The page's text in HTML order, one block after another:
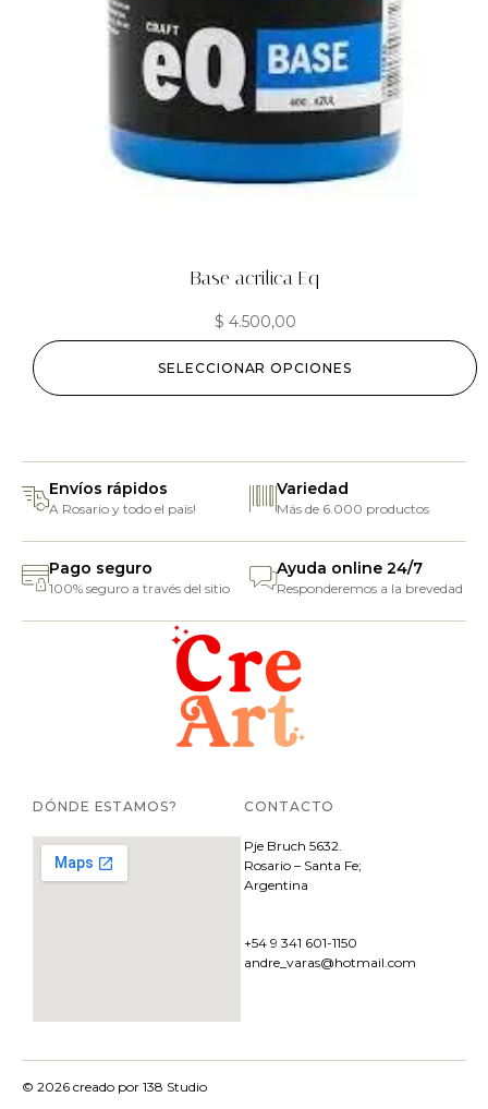
Base acrilica Eq
$ 4.500,00
SELECCIONAR OPCIONES
Envíos rápidos
A Rosario y todo el país!
Variedad
Más de 6.000 productos
Pago seguro
100% seguro a través del sitio
Ayuda online 24/7
Responderemos a la brevedad
DÓNDE ESTAMOS? CONTACTO
Pje Bruch 5632.
Rosario – Santa Fe;
Argentina
+54 9 341 601-1150
andre_varas@hotmail.com
© 2026 creado por 138 Studio